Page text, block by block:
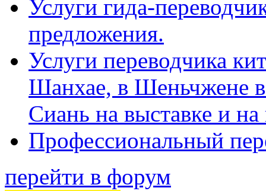
Услуги гида-
предложения.
Услуги переводчика
Шанхае, в Шеньчжене
Сиань на выставке и
Профессиональный
перейти в форум